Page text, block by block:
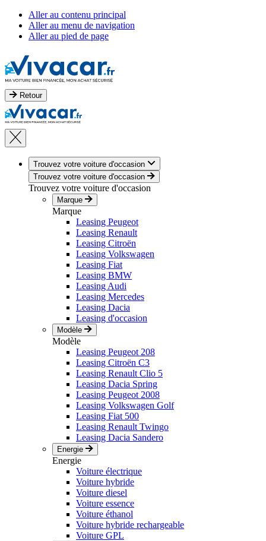
Aller au contenu principal
Aller au menu de navigation
Aller au pied de page
Retour
Trouvez votre voiture d'occasion
Trouvez votre voiture d'occasion
Trouvez votre voiture d'occasion
Marque
Marque
Leasing Peugeot
Leasing Renault
Leasing Citroën
Leasing Volkswagen
Leasing Fiat
Leasing BMW
Leasing Audi
Leasing Mercedes
Leasing Dacia
Leasing d'occasion
Modèle
Modèle
Leasing Peugeot 208
Leasing Citroën C3
Leasing Renault Clio 5
Leasing Dacia Spring
Leasing Peugeot 2008
Leasing Volkswagen Golf
Leasing Fiat 500
Leasing Renault Twingo
Leasing Dacia Sandero
Energie
Energie
Voiture électrique
Voiture hybride
Voiture diesel
Voiture essence
Voiture éthanol
Voiture hybride rechargeable
Voiture GPL